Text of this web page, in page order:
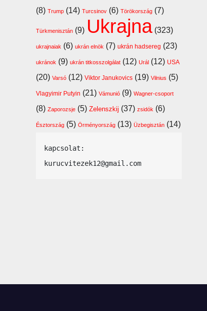
(8) Trump(14) Turcsinov(6) Törökország(7)
Türkmenisztán(9) Ukrajna(323)
ukrajnaiak (6) ukrán elnök (7) ukrán hadsereg (23)
ukránok (9) ukrán titkosszolgálat(12) Urál(12) USA
(20) Varsó(12) Viktor Janukovics(19) Vilnius (5)
Vlagyimir Putyin (21) Vámunió(9) Wagner-csoport
(8) Zaporozsje(5) Zelenszkij (37) zsidók (6)
Észtország(5) Örményország(13) Üzbegisztán(14)
kapcsolat:
kurucvitezek12@gmail.com